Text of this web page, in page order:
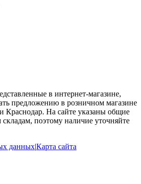
в интернет-магазине,
предложению в розничном магазине
Краснодар. На сайте указаны общие
складам, поэтому наличие уточняйте
данных|Карта сайта